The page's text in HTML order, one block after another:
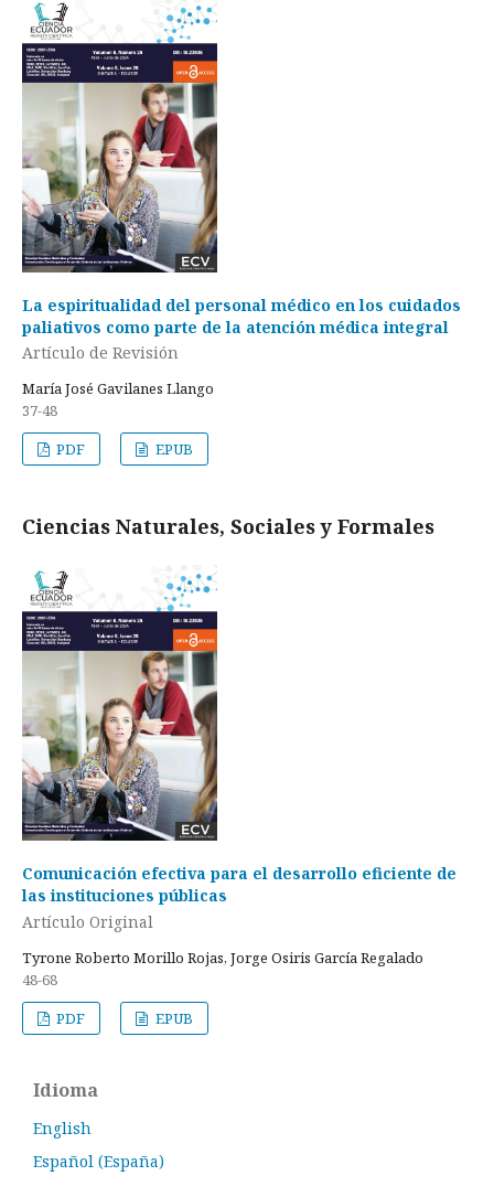
La espiritualidad del personal médico en los cuidados
paliativos como parte de la atención médica integral
Artículo de Revisión
María José Gavilanes Llango
37-48
PDF
EPUB
Ciencias Naturales, Sociales y Formales
Comunicación efectiva para el desarrollo eficiente de
las instituciones públicas
Artículo Original
Tyrone Roberto Morillo Rojas, Jorge Osiris García Regalado
48-68
PDF
EPUB
Idioma
English
Español (España)